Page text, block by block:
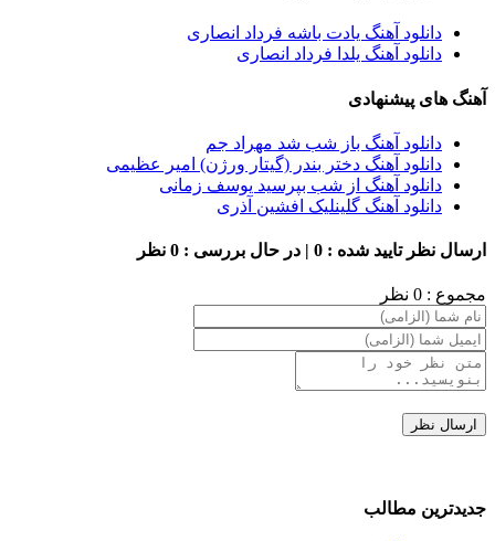
دانلود آهنگ یادت باشه فرداد انصاری
دانلود آهنگ یلدا فرداد انصاری
آهنگ های پیشنهادی
دانلود آهنگ باز شب شد مهراد جم
دانلود آهنگ دختر بندر (گیتار ورژن) امیر عظیمی
دانلود آهنگ از شب بپرسید یوسف زمانی
دانلود آهنگ گلینلیک افشین آذری
ارسال نظرتایید شده : 0 | در حال بررسی : 0 نظر
مجموع : 0 نظر
جدیدترین مطالب